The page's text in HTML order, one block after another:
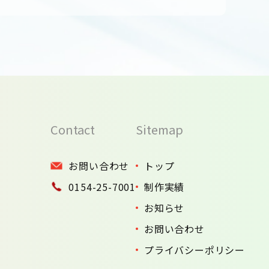
Contact
お問い合わせ
0154-25-7001
Sitemap
トップ
制作実績
お知らせ
お問い合わせ
プライバシーポリシー